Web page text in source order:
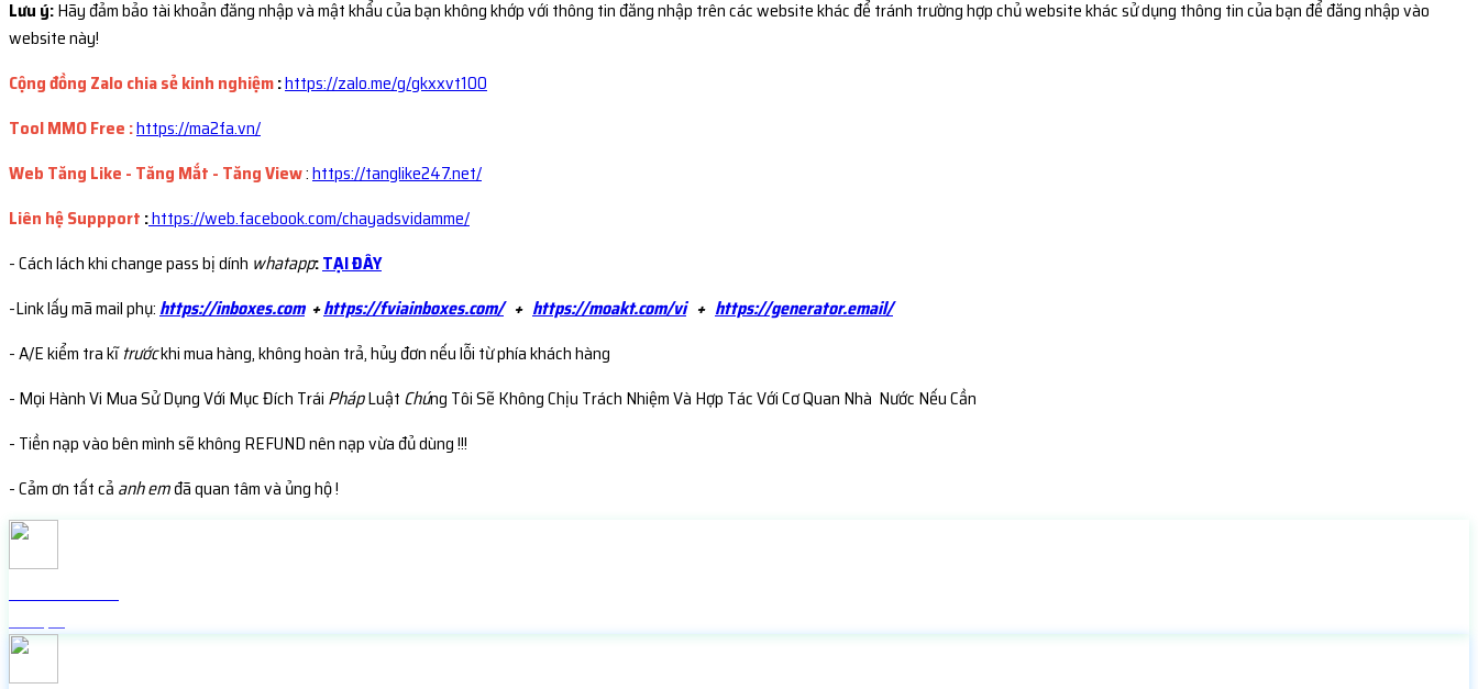
Lưu ý:Hãy đảm bảo tài khoản đăng nhập và mật khẩu của bạn không khớp với thông tin đăng nhập trên các website khác để tránh trường hợp chủ website khác sử dụng thông tin của bạn để đăng nhập vào
website này!
Cộng đồng Zalo chia sẻ kinh nghiệm:https://zalo.me/g/gkxxvt100
Tool MMO Free :https://ma2fa.vn/
Web Tăng Like - Tăng Mắt - Tăng View:https://tanglike247.net/
Liên hệ Suppport :https://web.facebook.com/chayadsvidamme/
- Cách lách khi change pass bị dính whatapp:TẠI ĐÂY
-Link lấy mã mail phụ: https://inboxes.com+https://fviainboxes.com/+ https://moakt.com/vi+ https://generator.email/
- A/E kiểm tra kĩtrướckhi mua hàng, không hoàn trả, hủy đơn nếu lỗi từ phía khách hàng
- Mọi Hành Vi Mua Sử Dụng Với Mục Đích Trái PhápLuật Chúng Tôi Sẽ Không Chịu Trách Nhiệm Và Hợp Tác Với Cơ Quan Nhà Nước Nếu Cần
- Tiền nạp vào bên mình sẽ không REFUND nên nạp vừa đủ dùng !!!
- Cảm ơn tất cả anh emđã quan tâm và ủng hộ !
Check live FB
Miễn phí